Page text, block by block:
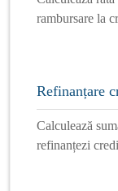
rambursare la
Refinanțare
Calculează
refinanțezi